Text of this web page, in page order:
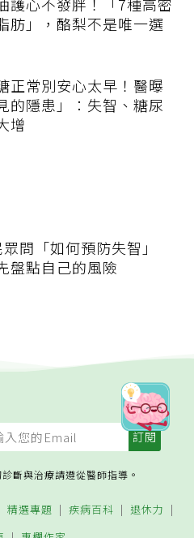
護心不發胖！「7種高密
肪」，酪梨不是唯一選
正常別安心太早！醫曝
的隱患」：失智、糖尿
增
問「如何預防失智」
盤點自己的風險
斷與治療請遵從醫師指導。
精選專題 疾病百科
退休力